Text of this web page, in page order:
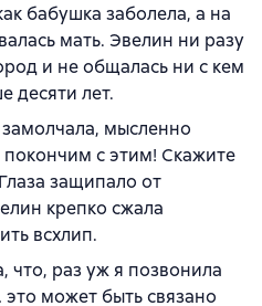
бабушка заболела, а на
мать. Эвелин ни разу
и не общалась ни с кем
десяти лет.
мысленно
с этим! Скажите
защипало от
крепко сжала
всхлип.
что, раз уж я позвонила
это может быть связано